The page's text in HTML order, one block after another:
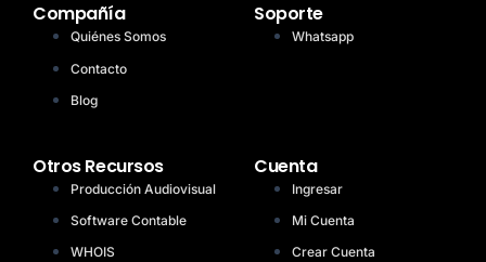
Compañía
Quiénes Somos
Contacto
Blog
Soporte
Whatsapp
Otros Recursos
Producción Audiovisual
Software Contable
WHOIS
Cuenta
Ingresar
Mi Cuenta
Crear Cuenta